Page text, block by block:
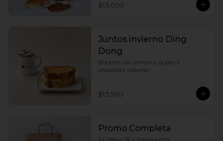
$13.050
Juntos invierno Ding
Dong
Brioche con jamon y queso +
chocolate caliente
$13.990
Promo Completa
2 Cafés o Té + Panera con